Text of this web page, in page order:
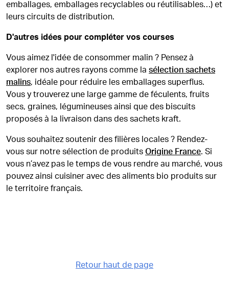
Retour haut de page
emballages, emballages recyclables ou réutilisables…) et
leurs circuits de distribution.
D'autres idées pour compléter vos courses
Vous aimez l'idée de consommer malin ? Pensez à
explorer nos autres rayons comme la sélection sachets
malins, idéale pour réduire les emballages superflus.
Vous y trouverez une large gamme de féculents, fruits
secs, graines, légumineuses ainsi que des biscuits
proposés à la livraison dans des sachets kraft.
Vous souhaitez soutenir des filières locales ? Rendez-
vous sur notre sélection de produits Origine France. Si
vous n’avez pas le temps de vous rendre au marché, vous
pouvez ainsi cuisiner avec des aliments bio produits sur
le territoire français.